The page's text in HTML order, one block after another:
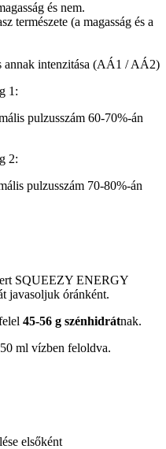
és nem.
természete (a magasság és a
annak intenzitása (AÁ1 / AÁ2)
1:
pulzusszám 60-70%-án
2:
pulzusszám 70-80%-án
SQUEEZY ENERGY
javasoljuk óránként.
45-56 g szénhidrátnak.
ml vízben feloldva.
elsőként